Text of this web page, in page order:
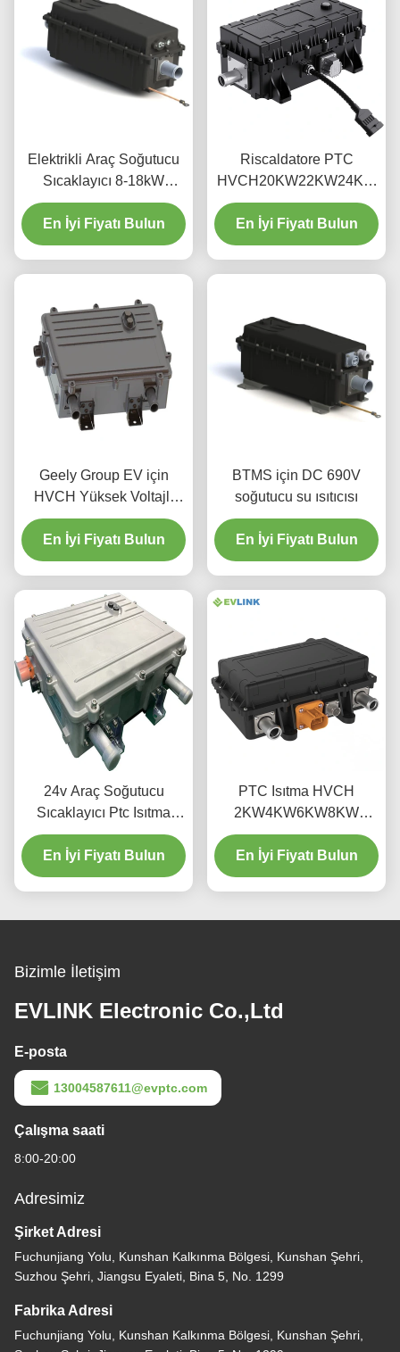
Elektrikli Araç Soğutucu
Sıcaklayıcı 8-18kW
340x110x113mm
En İyi Fiyatı Bulun
Riscaldatore PTC
HVCH20KW22KW24KW
400V600V800V 8.5 kg
otobüs başına, kamyon,
makine Edili,
En İyi Fiyatı Bulun
Geely Group EV için
HVCH Yüksek Voltajlı
Soğutucu Sıcaklayıcı
En İyi Fiyatı Bulun
BTMS için DC 690V
soğutucu su ısıtıcısı
En İyi Fiyatı Bulun
24v Araç Soğutucu
Sıcaklayıcı Ptc Isıtma
Çözümleri
En İyi Fiyatı Bulun
PTC Isıtma HVCH
2KW4KW6KW8KW
200V400V600V800V
Otobüs Kamyon İnşaat
Makineleri BTMS RBS Pil
En İyi Fiyatı Bulun
Bizimle İletişim
EVLINK Electronic Co.,Ltd
E-posta
13004587611@evptc.com
Çalışma saati
8:00-20:00
Adresimiz
Şirket Adresi
Fuchunjiang Yolu, Kunshan Kalkınma Bölgesi, Kunshan Şehri,
Suzhou Şehri, Jiangsu Eyaleti, Bina 5, No. 1299
Fabrika Adresi
Fuchunjiang Yolu, Kunshan Kalkınma Bölgesi, Kunshan Şehri,